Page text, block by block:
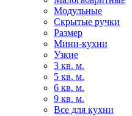
Модульные
Скрытые ручки
Размер
Мини-кухни
Узкие
3 кв. м.
5 кв. м.
6 кв. м.
9 кв. м.
Все для кухни